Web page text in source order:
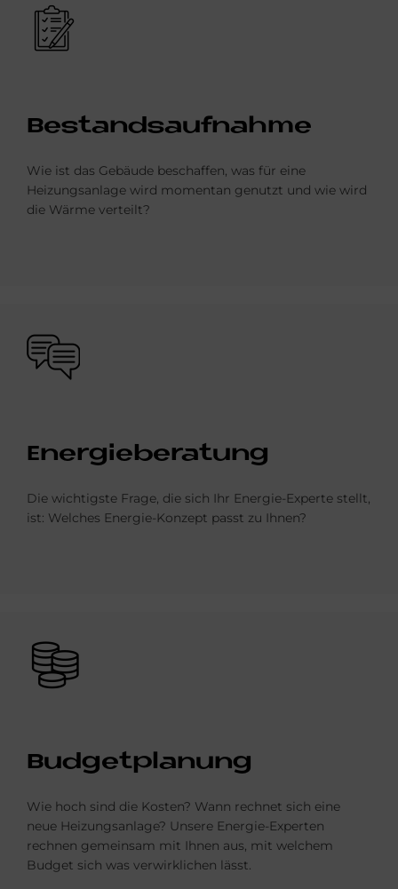
Bild
Be­stands­auf­nah­me
Wie ist das Gebäude beschaffen, was für eine
Heizungsanlage wird momentan genutzt und wie wird
die Wärme verteilt?
Bild
En­er­gie­be­ra­tung
Die wichtigste Frage, die sich Ihr Energie-Experte stellt,
ist: Welches Energie-Konzept passt zu Ihnen?
Bild
Bud­get­pla­nung
Wie hoch sind die Kosten? Wann rechnet sich eine
neue Heizungsanlage? Unsere Energie-Experten
rechnen gemeinsam mit Ihnen aus, mit welchem
Budget sich was verwirklichen lässt.